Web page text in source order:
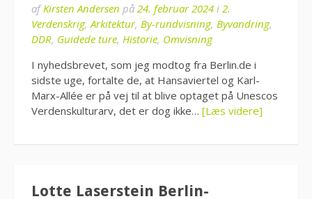
afKirsten Andersen på 24. februar 2024 i 2.
Verdenskrig, Arkitektur, By-rundvisning, Byvandring,
DDR, Guidede ture, Historie, Omvisning
I nyhedsbrevet, som jeg modtog fra Berlin.de i
sidste uge, fortalte de, at Hansaviertel og Karl-
Marx-Allée er på vej til at blive optaget på Unescos
Verdenskulturarv, det er dog ikke… [Læs videre]
Lotte Laserstein Berlin-